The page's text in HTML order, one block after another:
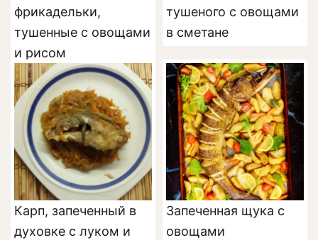
фрикадельки,
тушенные с овощами
и рисом
тушеного с овощами
в сметане
Карп, запеченный в
духовке с луком и
Запеченная щука с
овощами